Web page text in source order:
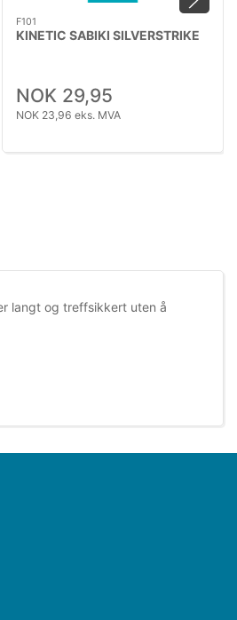
F101
KINETIC SABIKI SILVERSTRIKE
NOK 29,95
NOK 23,96 eks. MVA
langt og treffsikkert uten å